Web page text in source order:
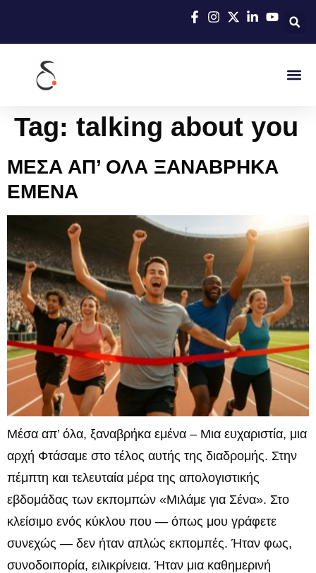
Tag: talking about you
ΜΕΣΑ ΑΠ’ ΟΛΑ ΞΑΝΑΒΡΗΚΑ
ΕΜΕΝΑ
Μέσα απ’ όλα, ξαναβρήκα εμένα – Μια ευχαριστία, μια
αρχή Φτάσαμε στο τέλος αυτής της διαδρομής. Στην
πέμπτη και τελευταία μέρα της απολογιστικής
εβδομάδας των εκπομπών «Μιλάμε για Σένα». Στο
κλείσιμο ενός κύκλου που — όπως μου γράφετε
συνεχώς — δεν ήταν απλώς εκπομπές. Ήταν φως,
συνοδοιπορία, ειλικρίνεια. Ήταν μια καθημερινή